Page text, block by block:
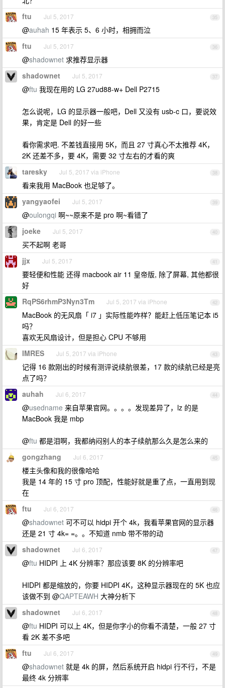
35
ftu Jul 5, 2017
@auhah 15 年表示 5、6 小时，相拥而泣
36
ftu Jul 5, 2017
@shadownet 求推荐显示器
37
shadownet Jul 5, 2017
@ftu 我现在用的 LG 27ud88-w+ Dell P2715
怎么说呢，LG 的显示器一般吧，Dell 又没有 usb-c 口，要说效
果，肯定是 Dell 的好一些
看你需求吧. 不差钱直接用 5K，而且 27 寸真心不太推荐 4K，
2K 还差不多，要 4K，需要 32 寸左右的才看的爽
38
taresky Jul 5, 2017 via iPhone
看来我用 MacBook 也足够了。
39
yangyaofei Jul 5, 2017
@oulongqi 啊~~原来不是 pro 啊~看错了
40
joeke Jul 5, 2017
买不起啊 老哥
41
jjx Jul 5, 2017
要轻便和性能 还得 macbook air 11 皇帝版, 除了屏幕, 其他都很
好
42
RqPS6rhmP3Nyn3Tm Jul 5, 2017 via iPhone
MacBook 的无风扇「 i7 」实际性能咋样？能赶上低压笔记本 i5
吗？
喜欢无风扇设计，但是担心 CPU 不够用
43
IMRES Jul 5, 2017 via iPhone
记得 16 款刚出的时候有测评说续航很差，17 款的续航已经是亮
点了吗？
44
auhah Jul 6, 2017
@usedname 来自苹果官网。。。。发现差异了，lz 的是
MacBook 我是 mbp
@ftu 都是泪啊，我都纳闷别人的本子续航那么久是怎么来的
45
gongzhang Jul 6, 2017
楼主头像和我的很像哈哈
我是 14 年的 15 寸 pro 顶配，性能好就是重了点，一直用到现
在
46
ftu Jul 6, 2017
@shadownet 可不可以 hidpi 开个 4k，我看苹果官网的显示器
还是 21 寸 4k= =。。不知道 nmb 带不带的动
47
shadownet Jul 6, 2017
@ftu HIDPI 上 4K 分辨率？那应该要 8K 的分辨率吧
HIDPI 都是缩放的，你要 HIDPI 4K，这种显示器现在的 5K 也应
该做不到 @QAPTEAWH 大神分析下
48
shadownet Jul 6, 2017
@ftu HIDPI 可以上 4K，但是你字小的你看不清楚，一般 27 寸
看 2K 差不多吧
49
ftu Jul 6, 2017
@shadownet 就是 4k 的屏，然后系统开启 hidpi 行不行，不是
最终 4k 分辨率